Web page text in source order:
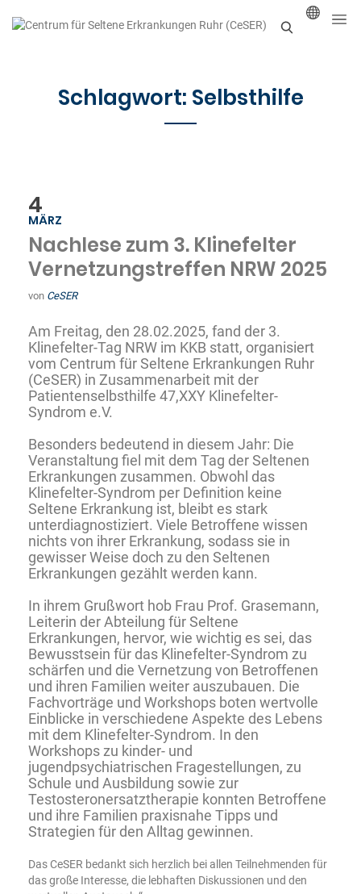
c
Schlagwort: Selbsthilfe
4
MÄRZ
Nachlese zum 3. Klinefelter
Vernetzungstreffen NRW 2025
von CeSER
Am Freitag, den 28.02.2025, fand der 3.
Klinefelter-Tag NRW im KKB statt, organisiert
vom Centrum für Seltene Erkrankungen Ruhr
(CeSER) in Zusammenarbeit mit der
Patientenselbsthilfe 47,XXY Klinefelter-
Syndrom e.V.
Besonders bedeutend in diesem Jahr: Die
Veranstaltung fiel mit dem Tag der Seltenen
Erkrankungen zusammen. Obwohl das
Klinefelter-Syndrom per Definition keine
Seltene Erkrankung ist, bleibt es stark
unterdiagnostiziert. Viele Betroffene wissen
nichts von ihrer Erkrankung, sodass sie in
gewisser Weise doch zu den Seltenen
Erkrankungen gezählt werden kann.
In ihrem Grußwort hob Frau Prof. Grasemann,
Leiterin der Abteilung für Seltene
Erkrankungen, hervor, wie wichtig es sei, das
Bewusstsein für das Klinefelter-Syndrom zu
schärfen und die Vernetzung von Betroffenen
und ihren Familien weiter auszubauen. Die
Fachvorträge und Workshops boten wertvolle
Einblicke in verschiedene Aspekte des Lebens
mit dem Klinefelter-Syndrom. In den
Workshops zu kinder- und
jugendpsychiatrischen Fragestellungen, zu
Schule und Ausbildung sowie zur
Testosteronersatztherapie konnten Betroffene
und ihre Familien praxisnahe Tipps und
Strategien für den Alltag gewinnen.
Das CeSER bedankt sich herzlich bei allen Teilnehmenden für
das große Interesse, die lebhaften Diskussionen und den